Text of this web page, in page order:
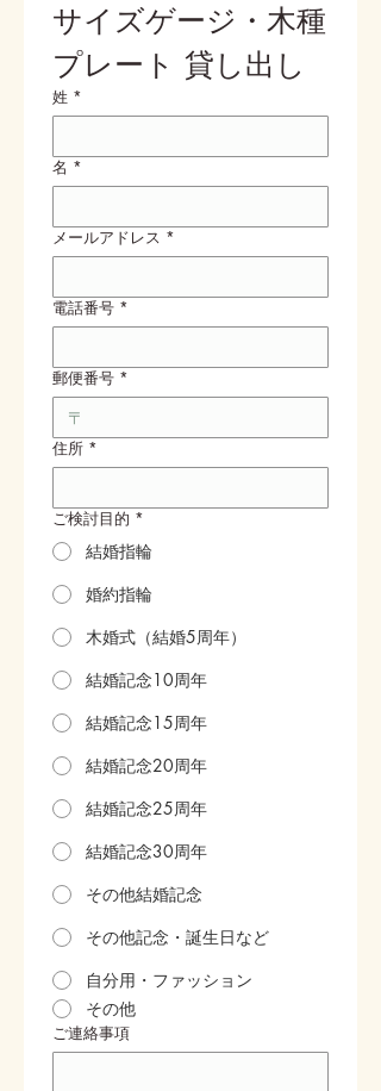
サイズゲージ・木種
プレート 貸し出し
姓 *
名 *
メールアドレス *
電話番号 *
郵便番号 *
住所 *
ご検討目的 *
結婚指輪
婚約指輪
木婚式（結婚5周年）
結婚記念10周年
結婚記念15周年
結婚記念20周年
結婚記念25周年
結婚記念30周年
その他結婚記念
その他記念・誕生日など
自分用・ファッション
その他
ご連絡事項